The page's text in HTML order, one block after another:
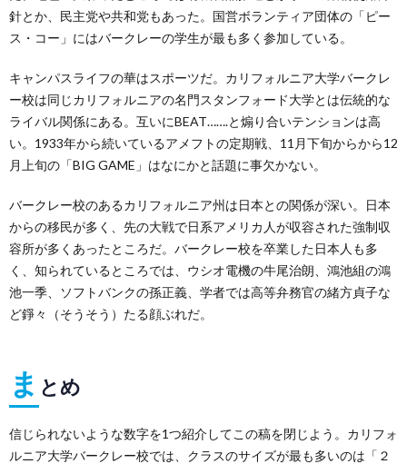
針とか、民主党や共和党もあった。国営ボランティア団体の「ピー
ス・コー」にはバークレーの学生が最も多く参加している。
キャンパスライフの華はスポーツだ。カリフォルニア大学バークレ
ー校は同じカリフォルニアの名門スタンフォード大学とは伝統的な
ライバル関係にある。互いにBEAT…….と煽り合いテンションは高
い。1933年から続いているアメフトの定期戦、11月下旬からから12
月上旬の「BIG GAME」はなにかと話題に事欠かない。
バークレー校のあるカリフォルニア州は日本との関係が深い。日本
からの移民が多く、先の大戦で日系アメリカ人が収容された強制収
容所が多くあったところだ。バークレー校を卒業した日本人も多
く、知られているところでは、ウシオ電機の牛尾治朗、鴻池組の鴻
池一季、ソフトバンクの孫正義、学者では高等弁務官の緒方貞子な
ど錚々（そうそう）たる顔ぶれだ。
ま とめ
信じられないような数字を1つ紹介してこの稿を閉じよう。カリフォ
ルニア大学バークレー校では、クラスのサイズが最も多いのは「２